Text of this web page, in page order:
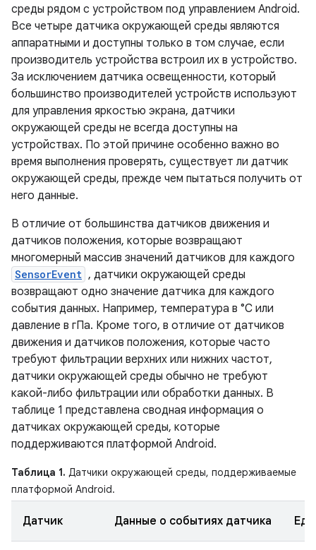
среды рядом с устройством под управлением Android.
Все четыре датчика окружающей среды являются
аппаратными и доступны только в том случае, если
производитель устройства встроил их в устройство.
За исключением датчика освещенности, который
большинство производителей устройств используют
для управления яркостью экрана, датчики
окружающей среды не всегда доступны на
устройствах. По этой причине особенно важно во
время выполнения проверять, существует ли датчик
окружающей среды, прежде чем пытаться получить от
него данные.
В отличие от большинства датчиков движения и
датчиков положения, которые возвращают
многомерный массив значений датчиков для каждого
SensorEvent , датчики окружающей среды
возвращают одно значение датчика для каждого
события данных. Например, температура в °C или
давление в гПа. Кроме того, в отличие от датчиков
движения и датчиков положения, которые часто
требуют фильтрации верхних или нижних частот,
датчики окружающей среды обычно не требуют
какой-либо фильтрации или обработки данных. В
таблице 1 представлена ​​сводная информация о
датчиках окружающей среды, которые
поддерживаются платформой Android.
Таблица 1. Датчики окружающей среды, поддерживаемые
платформой Android.
Датчик Данные о событиях датчика